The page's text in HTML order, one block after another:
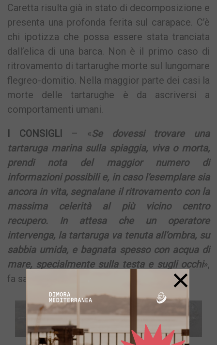
Caretta risulta già in stato di decomposizione e
presenta una profonda ferita sul carapace. C’è
chi ipotizza che possa essere stata tranciata
dall’elica di una barca. Non è il primo caso di
ritrovamento di tartarughe morte sul lungomare
flegreo-domitio. Nella maggior parte dei casi la
morte delle tartarughe è da ascriversi a
comportamenti umani.
I CONSIGLI – «Se dovessi trovare una
tartaruga marina sulla spiaggia, viva o morta,
prendi nota del maggior numero di
informazioni possibili e, in caso l’esemplare sia
ancora in vita, segnalane il ritrovamento con la
massima celerità al più vicino centro
recupero. In attesa che un operatore
intervenga, la tartaruga va tenuta all’ombra, su
sabbia umida, e bagnata spesso con acqua di
mare, specialmente sulla testa e sugli occhi»,
fa sapere il Wwf.
×